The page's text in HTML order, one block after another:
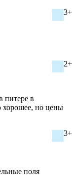
3+
2+
питере в
хорошее, но цены
3+
поля